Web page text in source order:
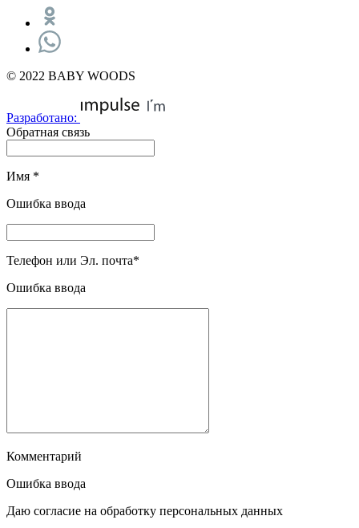
© 2022 BABY WOODS
Разработано:
Обратная связь
Имя *
Ошибка ввода
Телефон или Эл. почта*
Ошибка ввода
Комментарий
Ошибка ввода
Даю согласие на обработку персональных данных